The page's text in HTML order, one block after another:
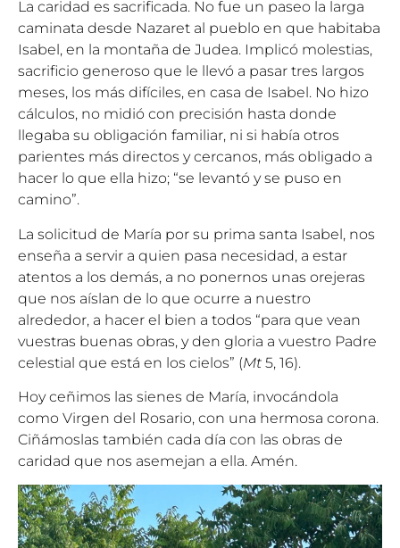
La caridad es sacrificada. No fue un paseo la larga
caminata desde Nazaret al pueblo en que habitaba
Isabel, en la montaña de Judea. Implicó molestias,
sacrificio generoso que le llevó a pasar tres largos
meses, los más difíciles, en casa de Isabel. No hizo
cálculos, no midió con precisión hasta donde
llegaba su obligación familiar, ni si había otros
parientes más directos y cercanos, más obligado a
hacer lo que ella hizo; “se levantó y se puso en
camino”.
La solicitud de María por su prima santa Isabel, nos
enseña a servir a quien pasa necesidad, a estar
atentos a los demás, a no ponernos unas orejeras
que nos aíslan de lo que ocurre a nuestro
alrededor, a hacer el bien a todos “para que vean
vuestras buenas obras, y den gloria a vuestro Padre
celestial que está en los cielos” (Mt 5, 16).
Hoy ceñimos las sienes de María, invocándola
como Virgen del Rosario, con una hermosa corona.
Ciñámoslas también cada día con las obras de
caridad que nos asemejan a ella. Amén.